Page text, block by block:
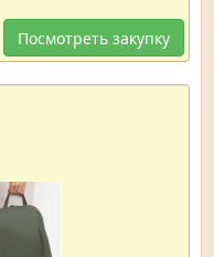
Посмотреть закупку